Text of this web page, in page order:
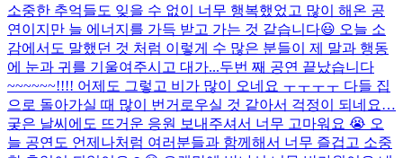
소중한 추억들도 잊을 수 없이 너무 행복했었고 많이 해온 공
연이지만 늘 에너지를 가득 받고 가는 것 같습니다😃 오늘 소
감에서도 말했던 것 처럼 이렇게 수 많은 분들이 제 말과 행동
에 눈과 귀를 기울여주시고 대가...두번 째 공연 끝났습니다
~~~~~~!!!! 어제도 그렇고 비가 많이 오네요 ㅜㅜㅜㅜ 다들 집
으로 돌아가실 때 많이 번거로우실 것 같아서 걱정이 되네요…
궂은 날씨에도 뜨거운 응원 보내주셔서 너무 고마워요 😭 오
늘 공연도 언제나처럼 여러분들과 함께해서 너무 즐겁고 소중